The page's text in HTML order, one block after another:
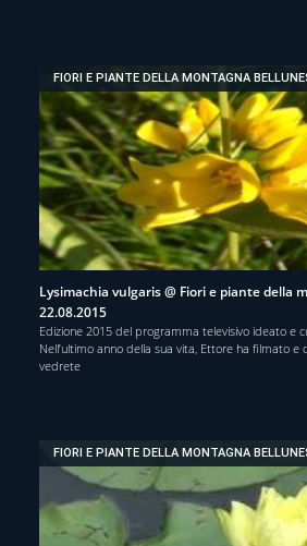
FIORI E PIANTE DELLA MONTAGNA
Lysimachia vulgaris @ Fiori e piante della
22.08.2015
Edizione 2015 del programma televisivo ideato e
Nell’ultimo anno della sua vita, Ettore ha filmato
vedrete
FIORI E PIANTE DELLA MONTAGNA